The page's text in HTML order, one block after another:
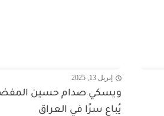
إبريل 13, 2025
ويسكي صدام حسين
يُباع سرًا في العراق